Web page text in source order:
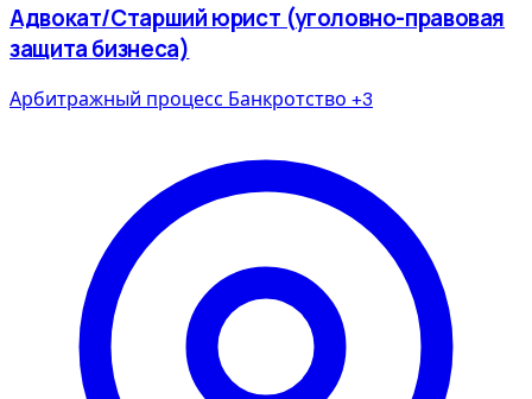
Адвокат/Старший юрист (уголовно-правовая
защита бизнеса)
Арбитражный процесс Банкротство +3